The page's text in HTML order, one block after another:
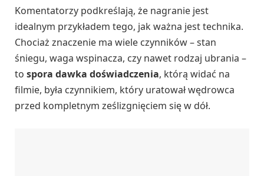
Komentatorzy podkreślają, że nagranie jest
idealnym przykładem tego, jak ważna jest technika.
Chociaż znaczenie ma wiele czynników – stan
śniegu, waga wspinacza, czy nawet rodzaj ubrania –
to spora dawka doświadczenia, którą widać na
filmie, była czynnikiem, który uratował wędrowca
przed kompletnym ześlizgnięciem się w dół.